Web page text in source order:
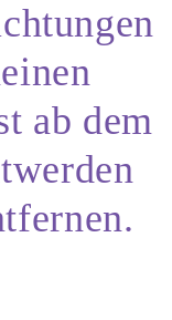
ab dem